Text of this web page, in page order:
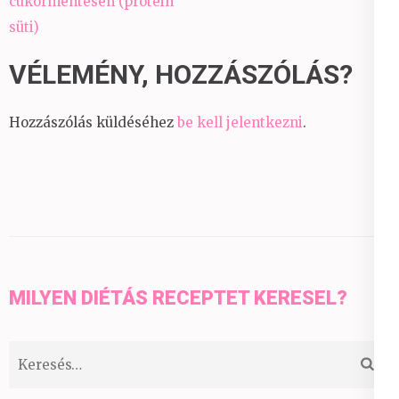
süti)
VÉLEMÉNY, HOZZÁSZÓLÁS?
Hozzászólás küldéséhez be kell jelentkezni.
MILYEN DIÉTÁS RECEPTET KERESEL?
Keresés: